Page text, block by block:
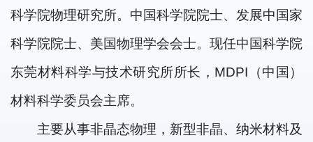
科学院物理研究所。中国科学院院士、发展中国家
科学院院士、美国物理学会会士。现任中国科学院
东莞材料科学与技术研究所所长，MDPI（中国）
材料科学委员会主席。
主要从事非晶态物理，新型非晶、纳米材料及